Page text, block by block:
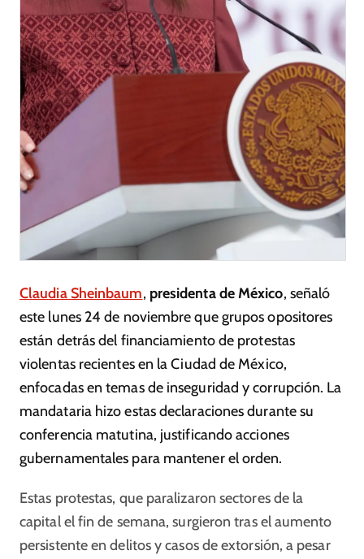
Claudia Sheinbaum, presidenta de México, señaló
este lunes 24 de noviembre que grupos opositores
están detrás del financiamiento de protestas
violentas recientes en la Ciudad de México,
enfocadas en temas de inseguridad y corrupción. La
mandataria hizo estas declaraciones durante su
conferencia matutina, justificando acciones
gubernamentales para mantener el orden.
Estas protestas, que paralizaron sectores de la
capital el fin de semana, surgieron tras el aumento
persistente en delitos y casos de extorsión, a pesar